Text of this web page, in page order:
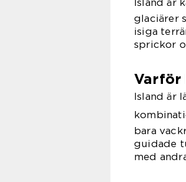
Island är
glaciärer
isiga
sprickor
Varför
Island är
bara
guidade
med